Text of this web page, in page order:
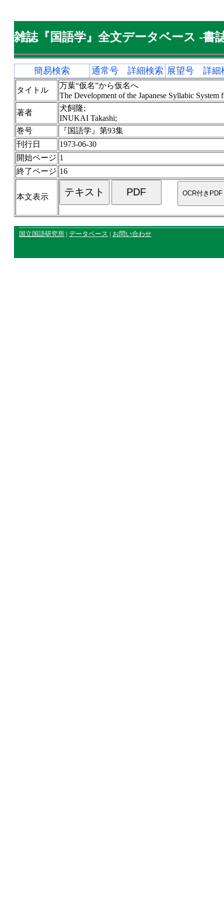
雑誌『国語学』全文データベース -書
簡易検索 通常号 詳細検索 展望号 詳細
タイトル
万葉“仮名”から仮名へ
The Development of the Japanese Syllabic System
著者
犬飼隆;
INUKAI Takashi;
巻号
『国語学』第93集
刊行日
1973-06-30
開始ページ 1
終了ページ 16
本文表示
国立国語研究所 | データベース | お問い合わせ